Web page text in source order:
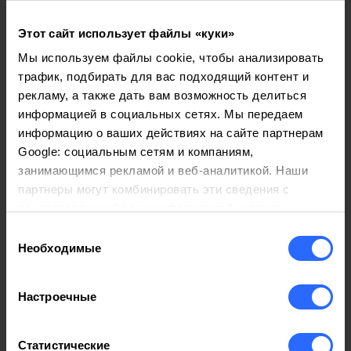
Этот сайт использует файлы «куки»
Мы используем файлы cookie, чтобы анализировать
трафик, подбирать для вас подходящий контент и
рекламу, а также дать вам возможность делиться
информацией в социальных сетях. Мы передаем
информацию о ваших действиях на сайте партнерам
Google: социальным сетям и компаниям,
занимающимся рекламой и веб-аналитикой. Наши
партнеры могут комбинировать эти сведения с
вами их сервисов.
согласия
Необходимые
Настроечные
Статистические
В чем заключаются основные
преимущества резервного
копирования данных?
Защита данных:резервное копирование
потери или повреждения.
восстановить данные в случае инцидента или
Снижение рисков:
резервное копирование